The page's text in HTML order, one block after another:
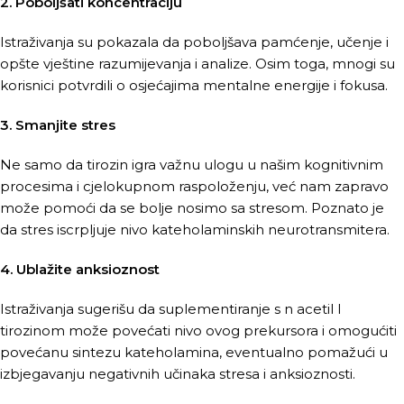
Istraživanja su pokazala da poboljšava pamćenje, učenje i
opšte vještine razumijevanja i analize. Osim toga, mnogi su
korisnici potvrdili o osjećajima mentalne energije i fokusa.
3. Smanjite stres
Ne samo da tirozin igra važnu ulogu u našim kognitivnim
procesima i cjelokupnom raspoloženju, već nam zapravo
može pomoći da se bolje nosimo sa stresom. Poznato je
da stres iscrpljuje nivo kateholaminskih neurotransmitera.
4. Ublažite anksioznost
Istraživanja sugerišu da suplementiranje s n acetil l
tirozinom može povećati nivo ovog prekursora i omogućiti
povećanu sintezu kateholamina, eventualno pomažući u
izbjegavanju negativnih učinaka stresa i anksioznosti.